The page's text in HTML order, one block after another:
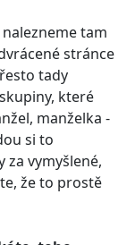
tam
stránce
tady
které
manželka -
si to
vymyšlené,
že to prostě